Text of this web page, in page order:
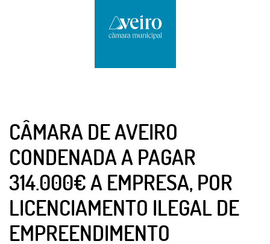
CÂMARA DE AVEIRO
CONDENADA A PAGAR
314.000€ A EMPRESA, POR
LICENCIAMENTO ILEGAL DE
EMPREENDIMENTO